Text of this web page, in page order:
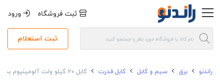
ثبت فروشگاه ورود
ثبت استعلام
راندنو برق سیم و کابل کابل قدرت کابل 20 کیلو ولت آلومینیوم بدون زره 240*1 متال